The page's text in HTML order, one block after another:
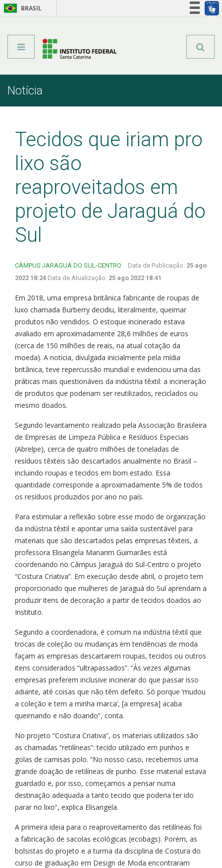
BRASIL
NotíciaInício
Tecidos que iriam pro
lixo são
reaproveitados em
projeto de Jaraguá do
Sul
CÂMPUS JARAGUÁ DO SUL-CENTRO Data de Publicação: 25 ago
2022 18:24 Data de Atualização: 25 ago 2022 18:41
Em 2018, uma empresa britânica fabricante de roupas de
luxo chamada Burberry decidiu, literalmente, queimar
produtos não vendidos. O estoque incinerado estava
avaliado em aproximadamente 28,6 milhões de euros
(cerca de 150 milhões de reais, na atual cotação da
moeda). A notícia, divulgada inicialmente pela mídia
britânica, teve repercussão mundial e evidenciou uma das
práticas mais questionáveis da indústria têxtil: a incineração
de produtos que poderiam ser reutilizados, reciclados ou
mesmo doados.
Segundo levantamento realizado pela Associação Brasileira
de Empresas de Limpeza Pública e Resíduos Especiais
(Abrelpe), cerca de quatro milhões de toneladas de
resíduos têxteis são descartados anualmente no Brasil –
incluindo roupas e tecidos em bom estado. Essa
quantidade corresponde a aproximadamente 5% de todos
os resíduos produzidos por ano no país.
Para estimular a reflexão sobre esse modo de organização
da indústria têxtil e apontar uma saída sustentável para
materiais que são descartados pelas empresas têxteis, a
professora Elisangela Manarim Guimarães está
coordenando no Câmpus Jaraguá do Sul-Centro o projeto
“Costura Criativa”. Em execução desde abril, o projeto tem
proporcionado que mulheres de Jaraguá do Sul aprendam a
produzir itens de decoração a partir de tecidos doados ao
Instituto.
Segundo a coordenadora, é comum na indústria têxtil que
trocas de coleção ou mudanças em tendências de moda
façam as empresas descartarem roupas, tecidos ou outros
itens considerados “ultrapassados”. “Às vezes algumas
empresas preferem inclusive incinerar do que passar isso
adiante, até coisas que não têm defeito. Só porque ‘mudou
a coleção e tem a minha marca’, [a empresa] acaba
queimando e não doando”, conta.
No projeto “Costura Criativa”, os materiais utilizados são
as chamadas “retilíneas”: tecido utilizado em punhos e
golas de camisas polo. “No nosso caso, recebemos uma
grande doação de retilíneas de punho. Esse material estava
guardado e, por isso, começamos a pensar numa
destinação adequada a tanto tecido que poderia ter ido
parar no lixo”, explica Elisangela.
A primeira ideia para o reaproveitamento das retilíneas foi
a fabricação de sacolas ecológicas (ecobags). Porém, as
bolsistas do projeto e a turma da disciplina de Costura do
curso de graduação em Design de Moda encontraram